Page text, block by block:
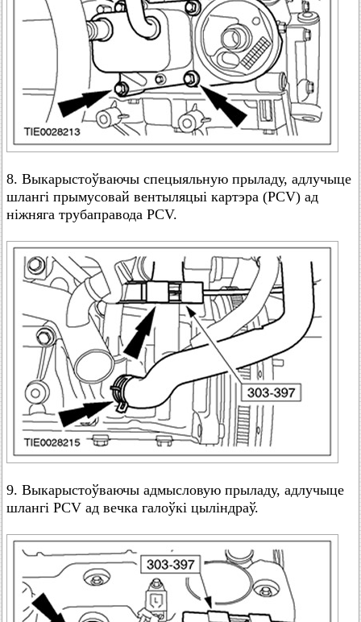
8. Выкарыстоўваючы спецыяльную прыладу, адлучыце
шлангі прымусовай вентыляцыі картэра (PCV) ад
ніжняга трубаправода PCV.
9. Выкарыстоўваючы адмысловую прыладу, адлучыце
шлангі PCV ад вечка галоўкі цыліндраў.